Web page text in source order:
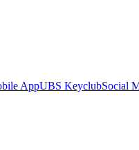
AppUBS KeyclubSocial